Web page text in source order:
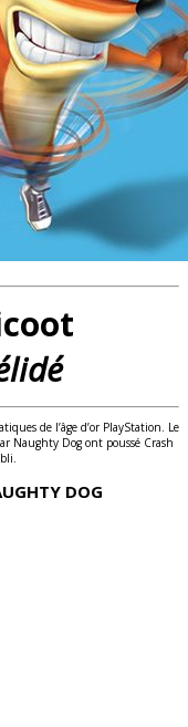
de l’âge d’or PlayStation. Le
Naughty Dog ont poussé Crash
DOG